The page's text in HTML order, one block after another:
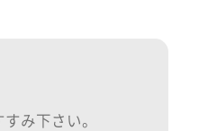
み下さい。